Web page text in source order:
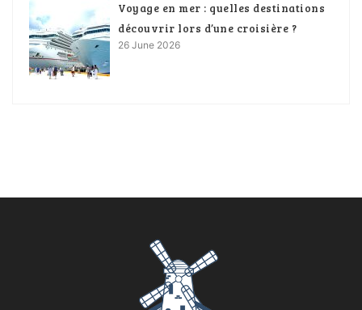
Voyage en mer : quelles destinations
découvrir lors d’une croisière ?
26 June 2026